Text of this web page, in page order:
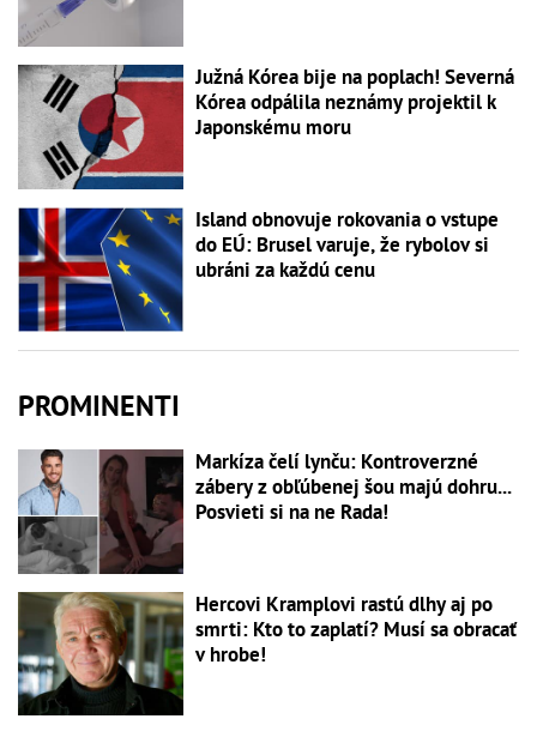
Južná Kórea bije na poplach! Severná
Kórea odpálila neznámy projektil k
Japonskému moru
Island obnovuje rokovania o vstupe
do EÚ: Brusel varuje, že rybolov si
ubráni za každú cenu
PROMINENTI
Markíza čelí lynču: Kontroverzné
zábery z obľúbenej šou majú dohru...
Posvieti si na ne Rada!
Hercovi Kramplovi rastú dlhy aj po
smrti: Kto to zaplatí? Musí sa obracať
v hrobe!